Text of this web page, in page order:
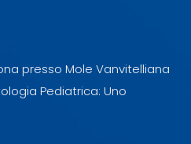
presso Mole Vanvitelliana
Pediatrica: Uno